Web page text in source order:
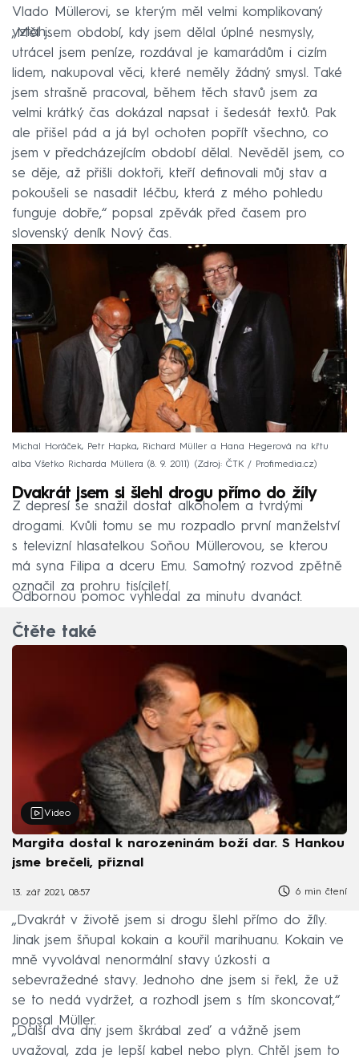
Vlado Müllerovi, se kterým měl velmi komplikovaný
vztah.
„Měl jsem období, kdy jsem dělal úplné nesmysly,
utrácel jsem peníze, rozdával je kamarádům i cizím
lidem, nakupoval věci, které neměly žádný smysl. Také
jsem strašně pracoval, během těch stavů jsem za
velmi krátký čas dokázal napsat i šedesát textů. Pak
ale přišel pád a já byl ochoten popřít všechno, co
jsem v předcházejícím období dělal. Nevěděl jsem, co
se děje, až přišli doktoři, kteří definovali můj stav a
pokoušeli se nasadit léčbu, která z mého pohledu
funguje dobře,“ popsal zpěvák před časem pro
slovenský deník Nový čas.
Michal Horáček, Petr Hapka, Richard Müller a Hana Hegerová na křtu
alba Všetko Richarda Müllera (8. 9. 2011)
Zdroj: ČTK / Profimedia.cz
Dvakrát jsem si šlehl drogu přímo do žíly
Z depresí se snažil dostat alkoholem a tvrdými
drogami. Kvůli tomu se mu rozpadlo první manželství
s televizní hlasatelkou Soňou Müllerovou, se kterou
má syna Filipa a dceru Emu. Samotný rozvod zpětně
označil za prohru tisíciletí.
Odbornou pomoc vyhledal za minutu dvanáct.
Čtěte také
Video
Margita dostal k narozeninám boží dar. S Hankou
jsme brečeli, přiznal
13. zář 2021, 08:57 6 min čtení
„Dvakrát v životě jsem si drogu šlehl přímo do žíly.
Jinak jsem šňupal kokain a kouřil marihuanu. Kokain ve
mně vyvolával nenormální stavy úzkosti a
sebevražedné stavy. Jednoho dne jsem si řekl, že už
se to nedá vydržet, a rozhodl jsem s tím skoncovat,“
popsal Müller.
„Další dva dny jsem škrábal zeď a vážně jsem
uvažoval, zda je lepší kabel nebo plyn. Chtěl jsem to